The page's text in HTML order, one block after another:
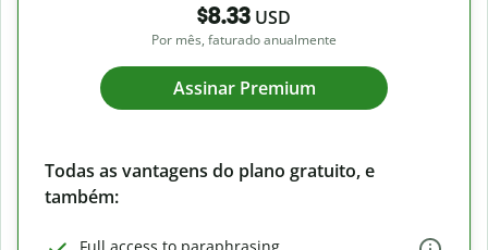
$8.33 USD
Por mês, faturado anualmente
Assinar Premium
Todas as vantagens do plano gratuito, e
também: